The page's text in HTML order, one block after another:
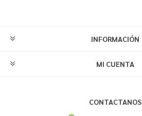
INFORMACIÓN
MI CUENTA
CONTACTANOS